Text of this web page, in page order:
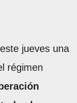
jueves una
régimen